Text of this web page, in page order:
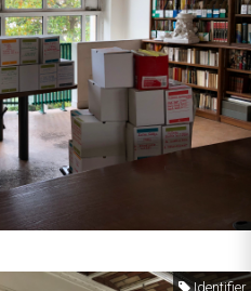
Identifier